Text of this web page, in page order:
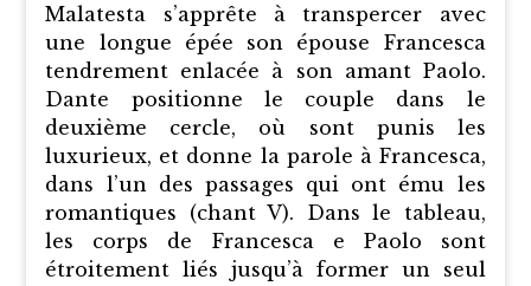
Malatesta s’apprête à transpercer avec
une longue épée son épouse Francesca
tendrement enlacée à son amant Paolo.
Dante positionne le couple dans le
deuxième cercle, où sont punis les
luxurieux, et donne la parole à Francesca,
dans l’un des passages qui ont ému les
romantiques (chant V). Dans le tableau,
les corps de Francesca e Paolo sont
étroitement liés jusqu’à former un seul